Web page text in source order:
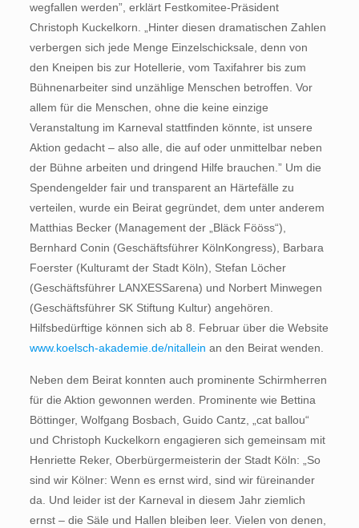
wegfallen werden”, erklärt Festkomitee-Präsident
Christoph Kuckelkorn. „Hinter diesen dramatischen Zahlen
verbergen sich jede Menge Einzelschicksale, denn von
den Kneipen bis zur Hotellerie, vom Taxifahrer bis zum
Bühnenarbeiter sind unzählige Menschen betroffen. Vor
allem für die Menschen, ohne die keine einzige
Veranstaltung im Karneval stattfinden könnte, ist unsere
Aktion gedacht – also alle, die auf oder unmittelbar neben
der Bühne arbeiten und dringend Hilfe brauchen.” Um die
Spendengelder fair und transparent an Härtefälle zu
verteilen, wurde ein Beirat gegründet, dem unter anderem
Matthias Becker (Management der „Bläck Fööss“),
Bernhard Conin (Geschäftsführer KölnKongress), Barbara
Foerster (Kulturamt der Stadt Köln), Stefan Löcher
(Geschäftsführer LANXESSarena) und Norbert Minwegen
(Geschäftsführer SK Stiftung Kultur) angehören.
Hilfsbedürftige können sich ab 8. Februar über die Website
www.koelsch-akademie.de/nitallein an den Beirat wenden.
Neben dem Beirat konnten auch prominente Schirmherren
für die Aktion gewonnen werden. Prominente wie Bettina
Böttinger, Wolfgang Bosbach, Guido Cantz, „cat ballou“
und Christoph Kuckelkorn engagieren sich gemeinsam mit
Henriette Reker, Oberbürgermeisterin der Stadt Köln: „So
sind wir Kölner: Wenn es ernst wird, sind wir füreinander
da. Und leider ist der Karneval in diesem Jahr ziemlich
ernst – die Säle und Hallen bleiben leer. Vielen von denen,